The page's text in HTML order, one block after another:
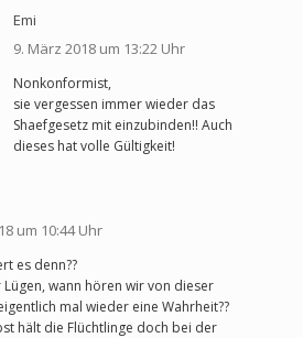
Emi
9. März 2018 um 13:22 Uhr
Nonkonformist,
sie vergessen immer wieder das
Shaefgesetz mit einzubinden!! Auch
dieses hat volle Gültigkeit!
um 10:44 Uhr
es denn??
Lügen, wann hören wir von dieser
mal wieder eine Wahrheit??
hält die Flüchtlinge doch bei der